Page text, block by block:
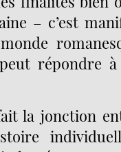
– c’est
répondre à
la jonction